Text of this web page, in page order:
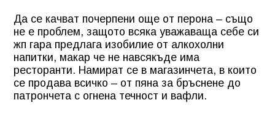
Да се качват почерпени още от перона – също
не е проблем, защото всяка уважаваща себе си
жп гара предлага изобилие от алкохолни
напитки, макар че не навсякъде има
ресторанти. Намират се в магазинчета, в които
се продава всичко – от пяна за бръснене до
патрончета с огнена течност и вафли.